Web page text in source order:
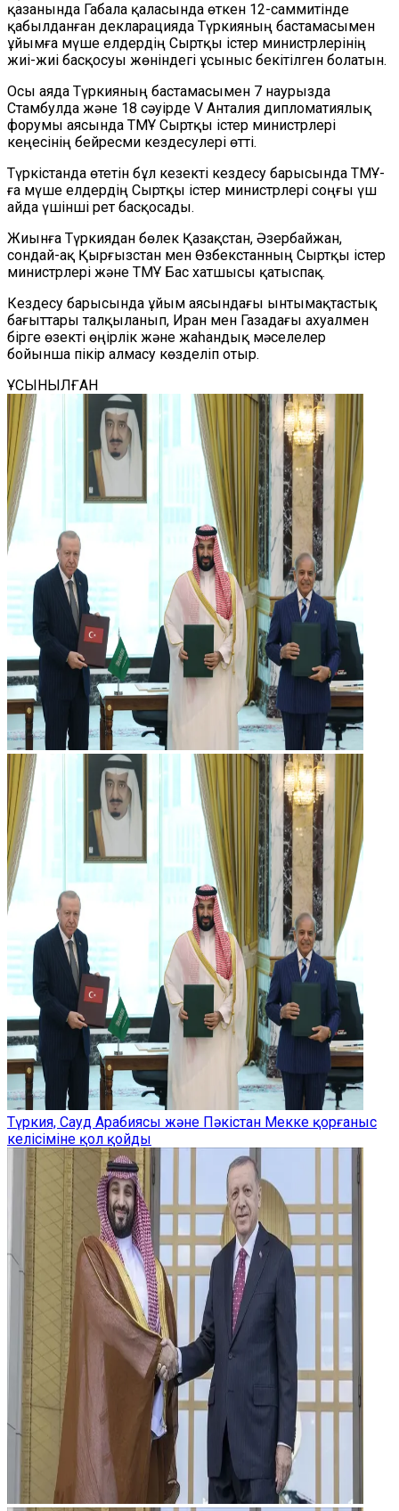
қазанында Габала қаласында өткен 12-саммитінде
қабылданған декларацияда Түркияның бастамасымен
ұйымға мүше елдердің Сыртқы істер министрлерінің
жиі-жиі басқосуы жөніндегі ұсыныс бекітілген болатын.
Осы аяда Түркияның бастамасымен 7 наурызда
Стамбулда және 18 сәуірде V Анталия дипломатиялық
форумы аясында ТМҰ Сыртқы істер министрлері
кеңесінің бейресми кездесулері өтті.
Түркістанда өтетін бұл кезекті кездесу барысында ТМҰ-
ға мүше елдердің Сыртқы істер министрлері соңғы үш
айда үшінші рет басқосады.
Жиынға Түркиядан бөлек Қазақстан, Әзербайжан,
сондай-ақ Қырғызстан мен Өзбекстанның Сыртқы істер
министрлері және ТМҰ Бас хатшысы қатыспақ.
Кездесу барысында ұйым аясындағы ынтымақтастық
бағыттары талқыланып, Иран мен Газадағы ахуалмен
бірге өзекті өңірлік және жаһандық мәселелер
бойынша пікір алмасу көзделіп отыр.
ҰСЫНЫЛҒАН
Түркия, Сауд Арабиясы және Пәкістан Мекке қорғаныс
келісіміне қол қойды